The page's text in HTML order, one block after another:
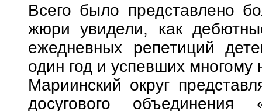
Всего было представлено
жюри увидели, как
ежедневных репетиций
один год и успевших многому
Мариинский округ
досугового